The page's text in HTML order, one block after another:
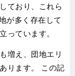
ており、これら
が多く存在して
っています。
増え、団地エリ
ります。 この記